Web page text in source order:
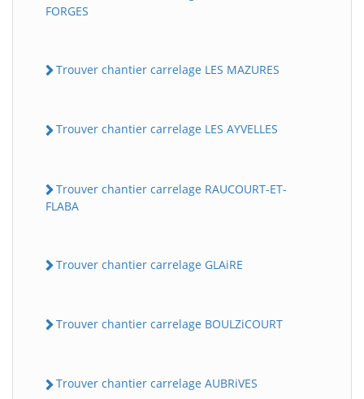
FORGES
Trouver chantier carrelage LES MAZURES
Trouver chantier carrelage LES AYVELLES
Trouver chantier carrelage RAUCOURT-ET-
FLABA
Trouver chantier carrelage GLAiRE
Trouver chantier carrelage BOULZiCOURT
Trouver chantier carrelage AUBRiVES